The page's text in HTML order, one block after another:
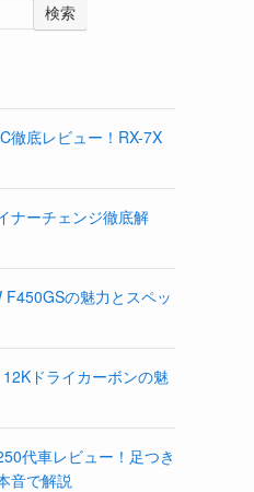
検索
徹底レビュー！RX-7X
ナーチェンジ徹底解
の魅力とスペッ
ドライカーボンの魅
代車レビュー！足つき
音で解説